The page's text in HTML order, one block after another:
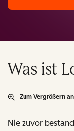
Was ist
Zum Vergrößern
Nie zuvor